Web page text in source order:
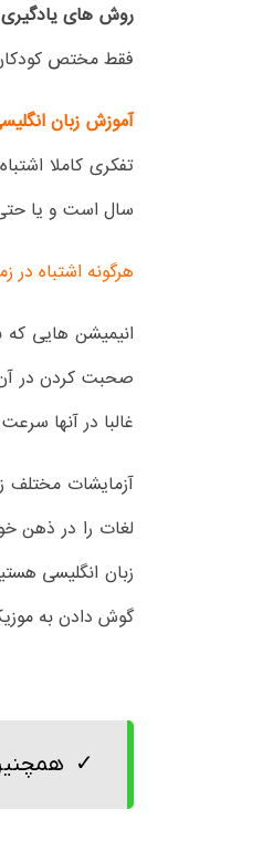
روش های یادگیری
فقط مختص کودکان
آموزش زبان
سال است و یا حتی
هرگونه اشتباه در
انیمیشن هایی
صحبت کردن در آن
غالبا در آنها
آزمایشات مختلف
لغات را در ذهن
زبان انگلیسی
گوش دادن به